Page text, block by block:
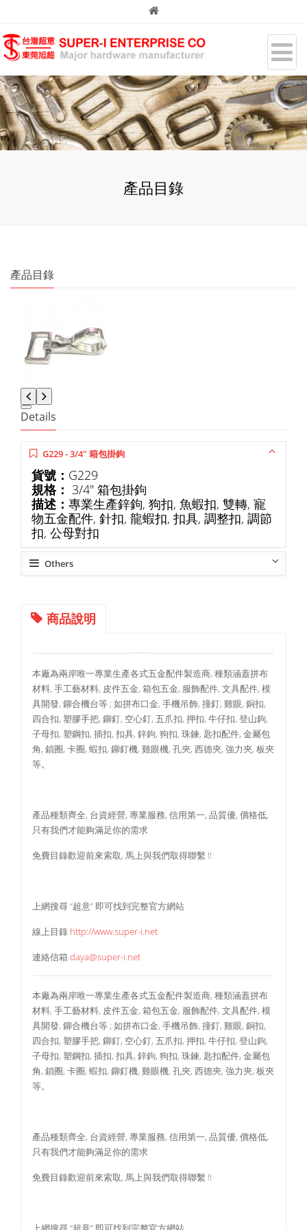
產品目錄
產品目錄
Details
G229 - 3/4" 箱包掛鉤
貨號： G229
規格： 3/4" 箱包掛鉤
描述： 專業生產鋅鉤, 狗扣, 魚蝦扣, 雙轉, 寵
物五金配件, 針扣, 龍蝦扣, 扣具, 調整扣, 調節
扣, 公母對扣
Others
商品說明
本廠為兩岸唯一專業生產各式五金配件製造商, 種類涵蓋拼布
材料, 手工藝材料, 皮件五金, 箱包五金, 服飾配件, 文具配件, 模
具開發, 鉚合機台等 ; 如拼布口金, 手機吊飾, 撞釘, 雞眼, 銅扣,
四合扣, 塑膠手把, 鉚釘, 空心釘, 五爪扣, 押扣, 牛仔扣, 登山鉤,
子母扣, 塑鋼扣, 插扣, 扣具, 鋅鉤, 狗扣, 珠鍊, 匙扣配件, 金屬包
角, 鎖圈, 卡圈, 蝦扣, 鉚釘機, 雞眼機, 孔夾, 西德夾, 強力夾, 板夾
等。
產品種類齊全, 台資經營, 專業服務, 信用第一, 品質優, 價格低,
只有我們才能夠滿足你的需求
免費目錄歡迎前來索取, 馬上與我們取得聯繫 !!
上網搜尋 “超意” 即可找到完整官方網站
線上目錄 http://www.super-i.net
連絡信箱daya@super-i.net
本廠為兩岸唯一專業生產各式五金配件製造商, 種類涵蓋拼布
材料, 手工藝材料, 皮件五金, 箱包五金, 服飾配件, 文具配件, 模
具開發, 鉚合機台等 ; 如拼布口金, 手機吊飾, 撞釘, 雞眼, 銅扣,
四合扣, 塑膠手把, 鉚釘, 空心釘, 五爪扣, 押扣, 牛仔扣, 登山鉤,
子母扣, 塑鋼扣, 插扣, 扣具, 鋅鉤, 狗扣, 珠鍊, 匙扣配件, 金屬包
角, 鎖圈, 卡圈, 蝦扣, 鉚釘機, 雞眼機, 孔夾, 西德夾, 強力夾, 板夾
等。
產品種類齊全, 台資經營, 專業服務, 信用第一, 品質優, 價格低,
只有我們才能夠滿足你的需求
免費目錄歡迎前來索取, 馬上與我們取得聯繫 !!